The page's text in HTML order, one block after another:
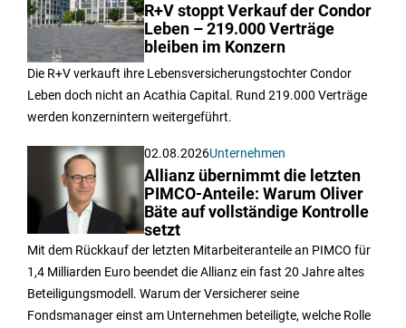
R+V stoppt Verkauf der Condor
Leben – 219.000 Verträge
bleiben im Konzern
Die R+V verkauft ihre Lebensversicherungstochter Condor
Leben doch nicht an Acathia Capital. Rund 219.000 Verträge
werden konzernintern weitergeführt.
02.08.2026Unternehmen
Allianz übernimmt die letzten
PIMCO-Anteile: Warum Oliver
Bäte auf vollständige Kontrolle
setzt
Mit dem Rückkauf der letzten Mitarbeiteranteile an PIMCO für
1,4 Milliarden Euro beendet die Allianz ein fast 20 Jahre altes
Beteiligungsmodell. Warum der Versicherer seine
Fondsmanager einst am Unternehmen beteiligte, welche Rolle